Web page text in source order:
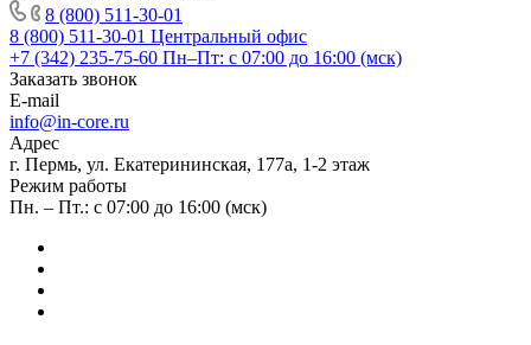
8 (800) 511-30-01
8 (800) 511-30-01 Центральный офис
+7 (342) 235-75-60 Пн–Пт: с 07:00 до 16:00 (мск)
Заказать звонок
E-mail
info@in-core.ru
Адрес
г. Пермь, ул. ​Екатерининская, 177а, ​1-2 этаж
Режим работы
Пн. – Пт.: с 07:00 до 16:00 (мск)